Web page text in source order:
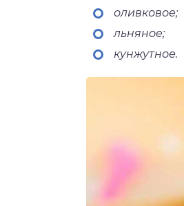
оливковое;
льняное;
кунжутное.